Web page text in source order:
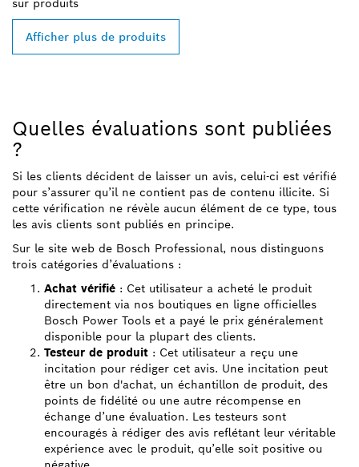
sur produits
Afficher plus de produits
Quelles évaluations sont publiées
?
Si les clients décident de laisser un avis, celui-ci est vérifié
pour s’assurer qu’il ne contient pas de contenu illicite. Si
cette vérification ne révèle aucun élément de ce type, tous
les avis clients sont publiés en principe.
Sur le site web de Bosch Professional, nous distinguons
trois catégories d’évaluations :
Achat vérifié : Cet utilisateur a acheté le produit
directement via nos boutiques en ligne officielles
Bosch Power Tools et a payé le prix généralement
disponible pour la plupart des clients.
Testeur de produit : Cet utilisateur a reçu une
incitation pour rédiger cet avis. Une incitation peut
être un bon d'achat, un échantillon de produit, des
points de fidélité ou une autre récompense en
échange d’une évaluation. Les testeurs sont
encouragés à rédiger des avis reflétant leur véritable
expérience avec le produit, qu’elle soit positive ou